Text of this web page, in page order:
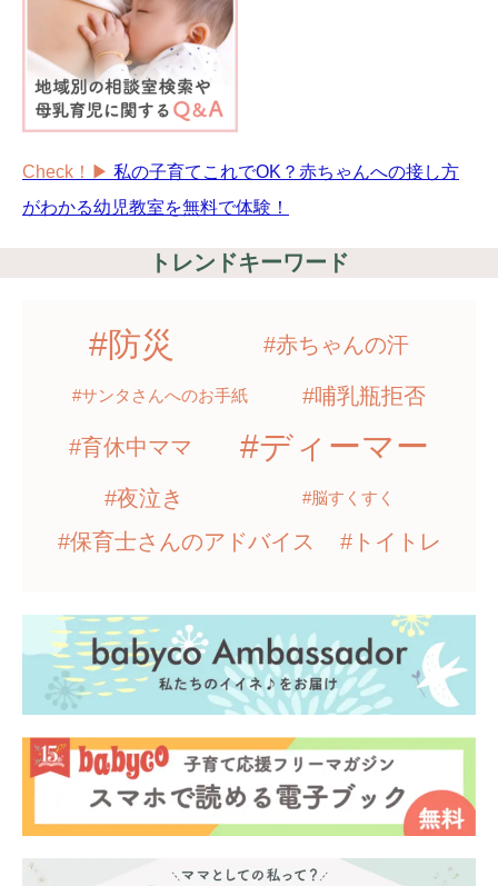
Check！▶︎ 私の子育てこれでOK？赤ちゃんへの接し方
がわかる幼児教室を無料で体験！
トレンドキーワード
#防災 #赤ちゃんの汗
#サンタさんへのお手紙 #哺乳瓶拒否
#育休中ママ #ディーマー
#夜泣き #脳すくすく
#保育士さんのアドバイス #トイトレ